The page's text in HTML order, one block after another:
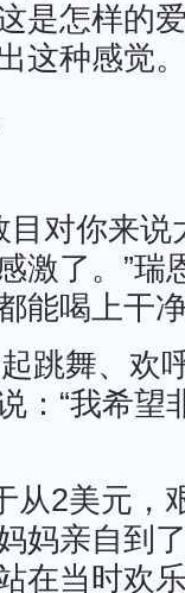
是怎样的
这种感觉
目对你来
激了。”瑞
能喝上干
跳舞、欢
：“我希望
从2美元，
妈亲自到
在当时欢